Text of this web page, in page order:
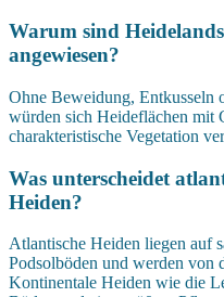
Warum sind
angewiesen?
Ohne Beweidung, Entkusseln
würden sich Heideflächen mit
charakteristische Vegetation
Was unterscheidet
Heiden?
Atlantische Heiden liegen auf
Podsolböden und werden von
Kontinentale Heiden wie die